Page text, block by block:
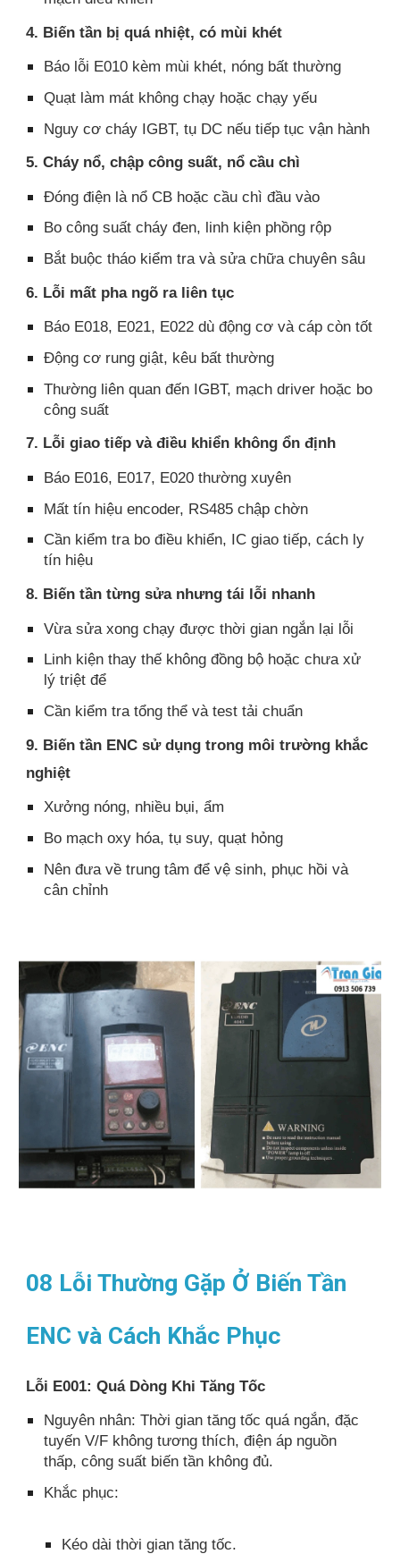
4. Biến tần bị quá nhiệt, có mùi khét
Báo lỗi E010 kèm mùi khét, nóng bất thường
Quạt làm mát không chạy hoặc chạy yếu
Nguy cơ cháy IGBT, tụ DC nếu tiếp tục vận hành
5. Cháy nổ, chập công suất, nổ cầu chì
Đóng điện là nổ CB hoặc cầu chì đầu vào
Bo công suất cháy đen, linh kiện phồng rộp
Bắt buộc tháo kiểm tra và sửa chữa chuyên sâu
6. Lỗi mất pha ngõ ra liên tục
Báo E018, E021, E022 dù động cơ và cáp còn tốt
Động cơ rung giật, kêu bất thường
Thường liên quan đến IGBT, mạch driver hoặc bo
công suất
7. Lỗi giao tiếp và điều khiển không ổn định
Báo E016, E017, E020 thường xuyên
Mất tín hiệu encoder, RS485 chập chờn
Cần kiểm tra bo điều khiển, IC giao tiếp, cách ly
tín hiệu
8. Biến tần từng sửa nhưng tái lỗi nhanh
Vừa sửa xong chạy được thời gian ngắn lại lỗi
Linh kiện thay thế không đồng bộ hoặc chưa xử
lý triệt để
Cần kiểm tra tổng thể và test tải chuẩn
9. Biến tần ENC sử dụng trong môi trường khắc
nghiệt
Xưởng nóng, nhiều bụi, ẩm
Bo mạch oxy hóa, tụ suy, quạt hỏng
Nên đưa về trung tâm để vệ sinh, phục hồi và
cân chỉnh
08 Lỗi Thường Gặp Ở Biến Tần
ENC và Cách Khắc Phục
Lỗi E001: Quá Dòng Khi Tăng Tốc
Nguyên nhân: Thời gian tăng tốc quá ngắn, đặc
tuyến V/F không tương thích, điện áp nguồn
thấp, công suất biến tần không đủ.​
Khắc phục:
Kéo dài thời gian tăng tốc.​